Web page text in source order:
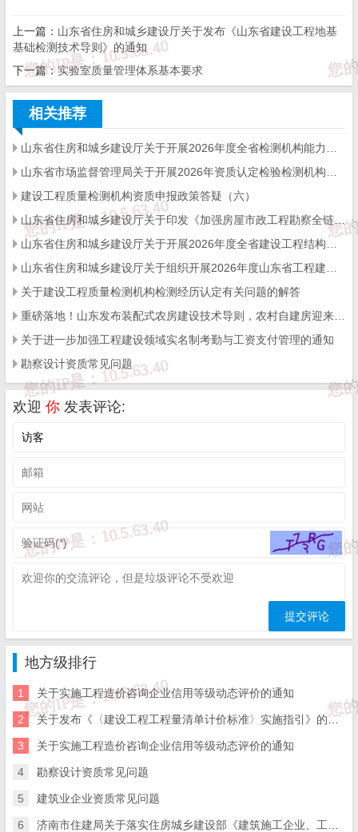
序，促进行业高质量发展。
附件：2022年度工程造价咨询企业信用等级评价结果.pdf
2023年7月31日
来源：山东省住建厅
免 责 告 知
一、本站发布的内容（包括原创及转载自互联网的文字，图
片等资料）版权归作者所有，本站仅供大家学习与参考，请
勿使用于商业用途。如需作商业用途，请与原作者联系。如
未经作者同意，用作商业用途或匿名转载，产生的一切后果
将由您自己承担!作者有权利追究侵权者法律责任；
二、著作权人发现本站有侵害其合法权益的内容或作品，请
在收到相关投诉后，我们会第一时间给予处理；
三、本站发布的软件仅提供给大家学习测试，请诸位用户使
四、本站的文字及图片资料允许您复制、转载和传播，转载
时请您务必先跟我们联系并注明来源；
五、免责声明方:而立居（2li.xyz）、济南工程（微信公众
号jngc2018）;
六、联系方式：☎
c@2li.xyz
七、补充： 而立声明 、服务协议 、隐私政策
上一篇： 山东省住房和城乡建设厅关于发布《山东省建设工程地基
基础检测技术导则》的通知
下一篇：实验室质量管理体系基本要求
相关推荐
建设工程质量检测机构资质申报政策答疑（六）
山东省住房和城乡建设厅关于印发《加强房屋市政工程勘察全链条管理实施方案》的通知
关于建设工程质量检测机构检测经历认定有关问题的解答
关于进一步加强工程建设领域实名制考勤与工资支付管理的通知
勘察设计资质常见问题
欢迎 你 发表评论:
地方级排行
1 关于实施工程造价咨询企业信用等级动态评价的通知
2 关于发布《〈建设工程工程量清单计价标准〉实施指引》的通知
3 关于实施工程造价咨询企业信用等级动态评价的通知
4 勘察设计资质常见问题
5 建筑业企业资质常见问题
6 济南市住建局关于落实住房城乡建设部《建筑施工企业、工程项目安全生产管理机构设置及安全生产管理人员配备办法》的通知